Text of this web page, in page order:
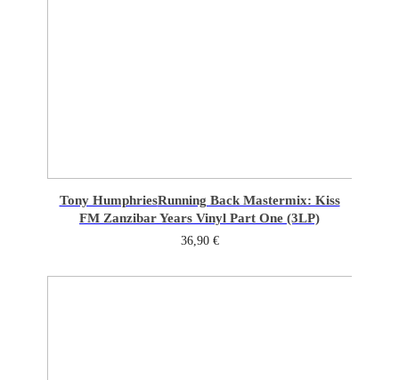
Tony HumphriesRunning Back Mastermix: Kiss
FM Zanzibar Years Vinyl Part One (3LP)
36,90 €